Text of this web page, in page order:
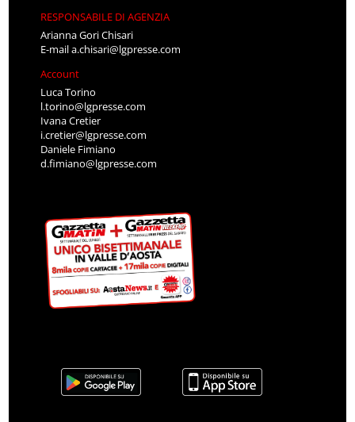
RESPONSABILE DI AGENZIA
Arianna Gori Chisari
E-maila.chisari@lgpresse.com
Account
Luca Torino
l.torino@lgpresse.com
Ivana Cretier
i.cretier@lgpresse.com
Daniele Fimiano
d.fimiano@lgpresse.com